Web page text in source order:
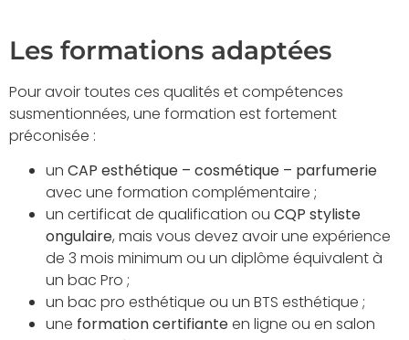
Les formations adaptées
Pour avoir toutes ces qualités et compétences
susmentionnées, une formation est fortement
préconisée :
un CAP esthétique – cosmétique – parfumerie
avec une formation complémentaire ;
un certificat de qualification ou CQP styliste
ongulaire, mais vous devez avoir une expérience
de 3 mois minimum ou un diplôme équivalent à
un bac Pro ;
un bac pro esthétique ou un BTS esthétique ;
une formation certifianteen ligne ou en salon